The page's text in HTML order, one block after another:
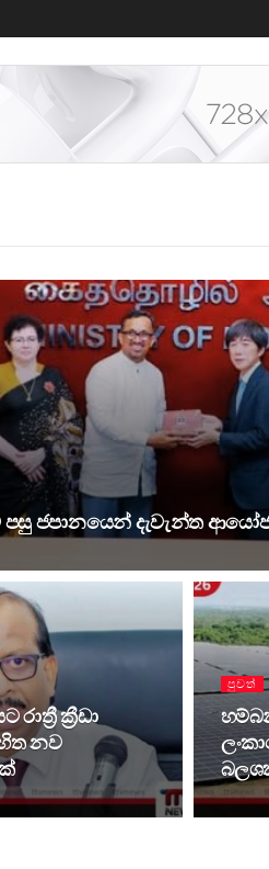
පසු ජපානයෙන් දැවැන්ත
ක්‍රීඩා
නව
පුවත්